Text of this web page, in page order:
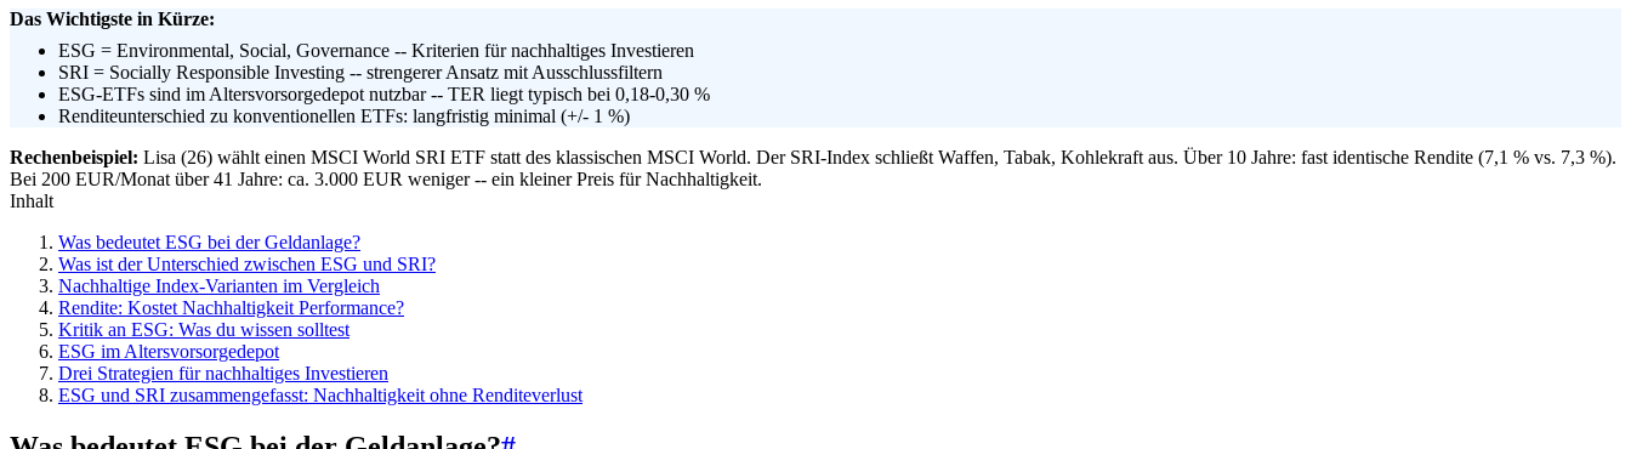
Das Wichtigste in Kürze:
ESG = Environmental, Social, Governance -- Kriterien für nachhaltiges Investieren
SRI = Socially Responsible Investing -- strengerer Ansatz mit Ausschlussfiltern
ESG-ETFs sind im Altersvorsorgedepot nutzbar -- TER liegt typisch bei 0,18-0,30 %
Renditeunterschied zu konventionellen ETFs: langfristig minimal (+/- 1 %)
Rechenbeispiel: Lisa (26) wählt einen MSCI World SRI ETF statt des klassischen MSCI World. Der SRI-Index schließt Waffen, Tabak, Kohlekraft aus. Über 10 Jahre: fast identische Rendite (7,1 % vs. 7,3 %).
Bei 200 EUR/Monat über 41 Jahre: ca. 3.000 EUR weniger -- ein kleiner Preis für Nachhaltigkeit.
Inhalt
Was bedeutet ESG bei der Geldanlage?
Was ist der Unterschied zwischen ESG und SRI?
Nachhaltige Index-Varianten im Vergleich
Rendite: Kostet Nachhaltigkeit Performance?
Kritik an ESG: Was du wissen solltest
ESG im Altersvorsorgedepot
Drei Strategien für nachhaltiges Investieren
ESG und SRI zusammengefasst: Nachhaltigkeit ohne Renditeverlust